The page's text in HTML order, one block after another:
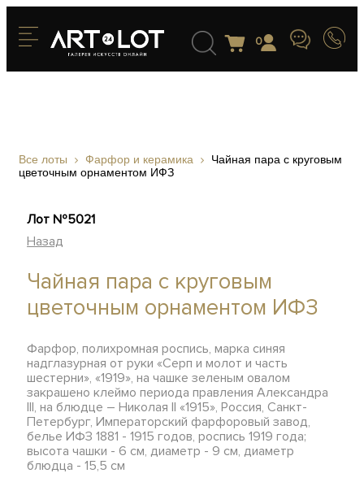
0
Все лоты Фарфор и керамика
Чайная пара с круговым
цветочным орнаментом ИФЗ
Лот №5021
Назад
Чайная пара с круговым
цветочным орнаментом ИФЗ
Фарфор, полихромная роспись, марка синяя
надглазурная от руки «Серп и молот и часть
шестерни», «1919», на чашке зеленым овалом
закрашено клеймо периода правления Александра
III, на блюдце – Николая II «1915», Россия, Санкт-
Петербург, Императорский фарфоровый завод,
белье ИФЗ 1881 - 1915 годов, роспись 1919 года;
высота чашки - 6 см, диаметр - 9 см, диаметр
блюдца - 15,5 см